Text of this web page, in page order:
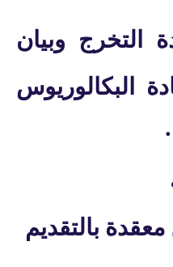
التخرج وبيان
البكالوريوس
·
بالتقديم